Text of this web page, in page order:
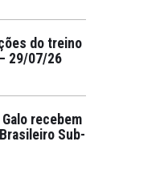
do treino
29/07/26
recebem
Sub-